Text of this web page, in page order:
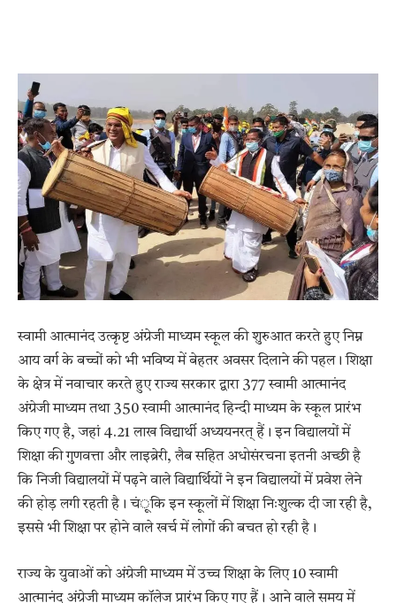
स्वामी आत्मानंद उत्कृष्ट अंग्रेजी माध्यम स्कूल की शुरुआत करते हुए निम्न
आय वर्ग के बच्चों को भी भविष्य में बेहतर अवसर दिलाने की पहल। शिक्षा
के क्षेत्र में नवाचार करते हुए राज्य सरकार द्वारा 377 स्वामी आत्मानंद
अंग्रेजी माध्यम तथा 350 स्वामी आत्मानंद हिन्दी माध्यम के स्कूल प्रारंभ
किए गए है, जहां 4.21 लाख विद्यार्थी अध्ययनरत् हैं। इन विद्यालयों में
शिक्षा की गुणवत्ता और लाइब्रेरी, लैब सहित अधोसंरचना इतनी अच्छी है
कि निजी विद्यालयों में पढ़ने वाले विद्यार्थियों ने इन विद्यालयों में प्रवेश लेने
की होड़ लगी रहती है। चंूकि इन स्कूलों में शिक्षा निःशुल्क दी जा रही है,
इससे भी शिक्षा पर होने वाले खर्च में लोगों की बचत हो रही है।
राज्य के युवाओं को अंग्रेजी माध्यम में उच्च शिक्षा के लिए 10 स्वामी
आत्मानंद अंग्रेजी माध्यम कॉलेज प्रारंभ किए गए हैं। आने वाले समय में